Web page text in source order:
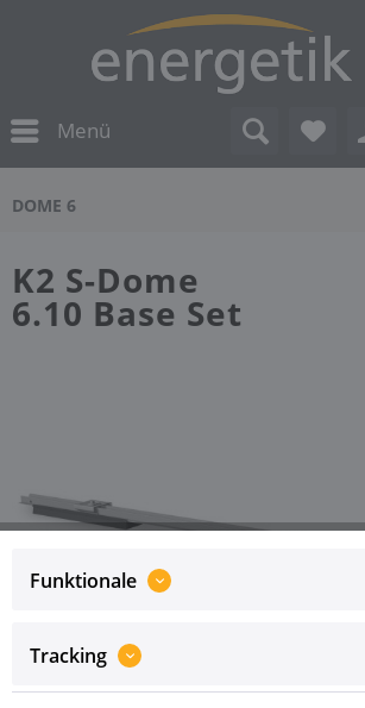
Menü
DOME 6
K2 S-Dome
6.10 Base Set
Funktionale
Tracking